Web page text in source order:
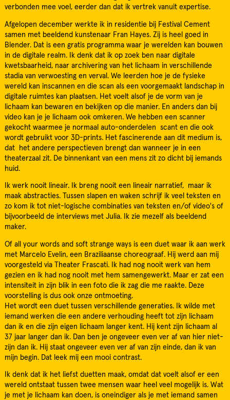
verbonden mee voel, eerder dan dat ik vertrek vanuit expertise.
Afgelopen december werkte ik in residentie bij Festival Cement
samen met beeldend kunstenaar Fran Hayes. Zij is heel goed in
Blender. Dat is een gratis programma waar je werelden kan bouwen
in de digitale realm. Ik denk dat ik op zoek ben naar digitale
kwetsbaarheid, naar archivering van het lichaam in verschillende
stadia van verwoesting en verval. We leerden hoe je de fysieke
wereld kan inscannen en die scan als een voorgemaakt landschap in
digitale ruimtes kan plaatsen. Het voelt alsof je de vorm van je
lichaam kan bewaren en bekijken op die manier. En anders dan bij
video kan je je lichaam ook omkeren. We hebben een scanner
gekocht waarmee je normaal auto-onderdelen scant en die ook
wordt gebruikt voor 3D-prints. Het fascinerende aan dit medium is,
dat het andere perspectieven brengt dan wanneer je in een
theaterzaal zit. De binnenkant van een mens zit zo dicht bij iemands
huid.
Ik werk nooit lineair. Ik breng nooit een lineair narratief, maar ik
maak abstracties. Tussen slapen en waken schrijf ik veel teksten en
zo kom ik tot niet-logische combinaties van teksten en/of video's of
bijvoorbeeld de interviews met Julia. Ik zie mezelf als beeldend
maker.
Of all your words and soft strange ways is een duet waar ik aan werk
met Marcelo Evelin, een Braziliaanse choreograaf. Hij werd aan mij
voorgesteld via Theater Frascati. Ik had nog nooit werk van hem
gezien en ik had nog nooit met hem samengewerkt. Maar er zat een
intensiteit in zijn blik in een foto die ik zag die me raakte. Deze
voorstelling is dus ook onze ontmoeting.
Het wordt een duet tussen verschillende generaties. Ik wilde met
iemand werken die een andere verhouding heeft tot zijn lichaam
dan ik en die zijn eigen lichaam langer kent. Hij kent zijn lichaam al
37 jaar langer dan ik. Dan ben je ongeveer even ver af van hier niet-
zijn dan ik. Hij staat ongeveer even ver af van zijn einde, dan ik van
mijn begin. Dat leek mij een mooi contrast.
Ik denk dat ik het liefst duetten maak, omdat dat voelt alsof er een
wereld ontstaat tussen twee mensen waar heel veel mogelijk is. Wat
je met je lichaam kan doen, is oneindiger als je met iemand samen